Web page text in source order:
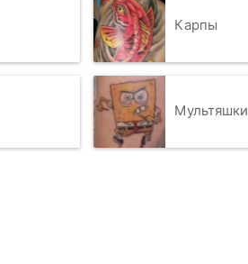
Карпы
Мультяшки